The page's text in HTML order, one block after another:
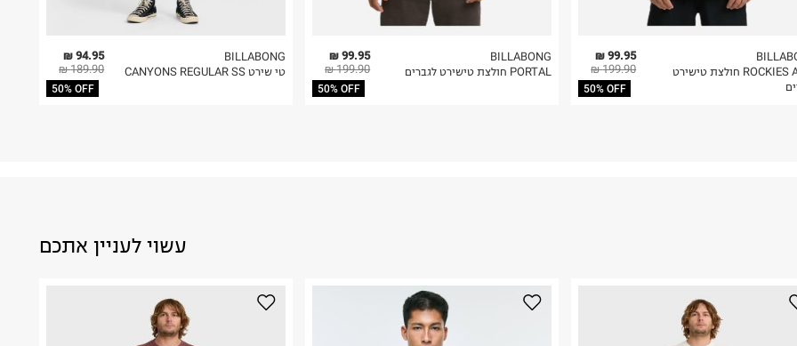
94.95 ₪
189.90 ₪
50% OFF
BILLABONG
טי שירט CANYONS REGULAR SS
99.95 ₪
199.90 ₪
50% OFF
BILLABONG
PORTAL חולצת טישירט לגברים
99.95 ₪
199.90 ₪
50% OFF
ROCKIES ADIV חולצת טישירט
עשוי לעניין אתכם